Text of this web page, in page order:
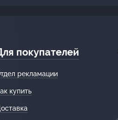
покупателей
рекламации
купить